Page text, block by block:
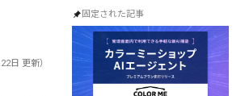
日 更新）
固定された記事